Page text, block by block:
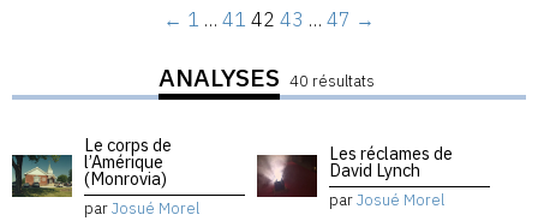
← 1 … 41 42 43 … 47 →
ANALYSES 40 résultats
Le corps de
l’Amérique
(Monrovia)
parJosué Morel
Les réclames de
David Lynch
parJosué Morel